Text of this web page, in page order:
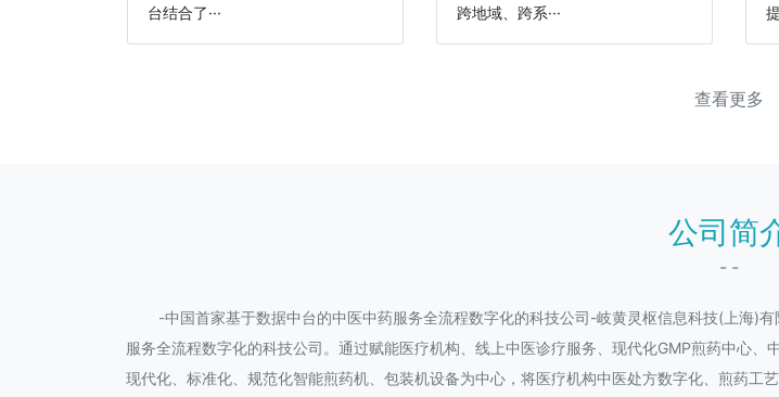
台结合了···
跨地域、跨系···
查看更多
公司简
- -
-中国首家基于数据中台的中医中药服务全流程数字化的科技公司-岐黄灵枢信息科技(上海)
服务全流程数字化的科技公司。通过赋能医疗机构、线上中医诊疗服务、现代化GMP煎药中心
现代化、标准化、规范化智能煎药机、包装机设备为中心，将医疗机构中医处方数字化、煎药